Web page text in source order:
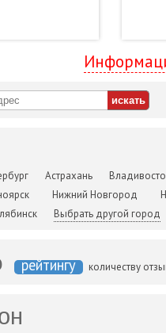
Астрахань
Нижний Новгород
Выбрать другой город
рейтингу количеству